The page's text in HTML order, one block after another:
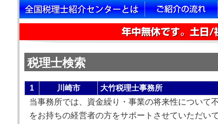
税理士検索
1 川崎市 大竹税理士事務所
当事務所では、資金繰り・事業の将来性について
をお持ちの経営者の方をサポートさせていただい